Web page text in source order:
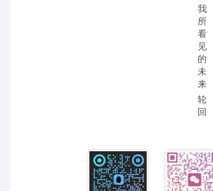
我
所
看
见
的
未
来
轮
回